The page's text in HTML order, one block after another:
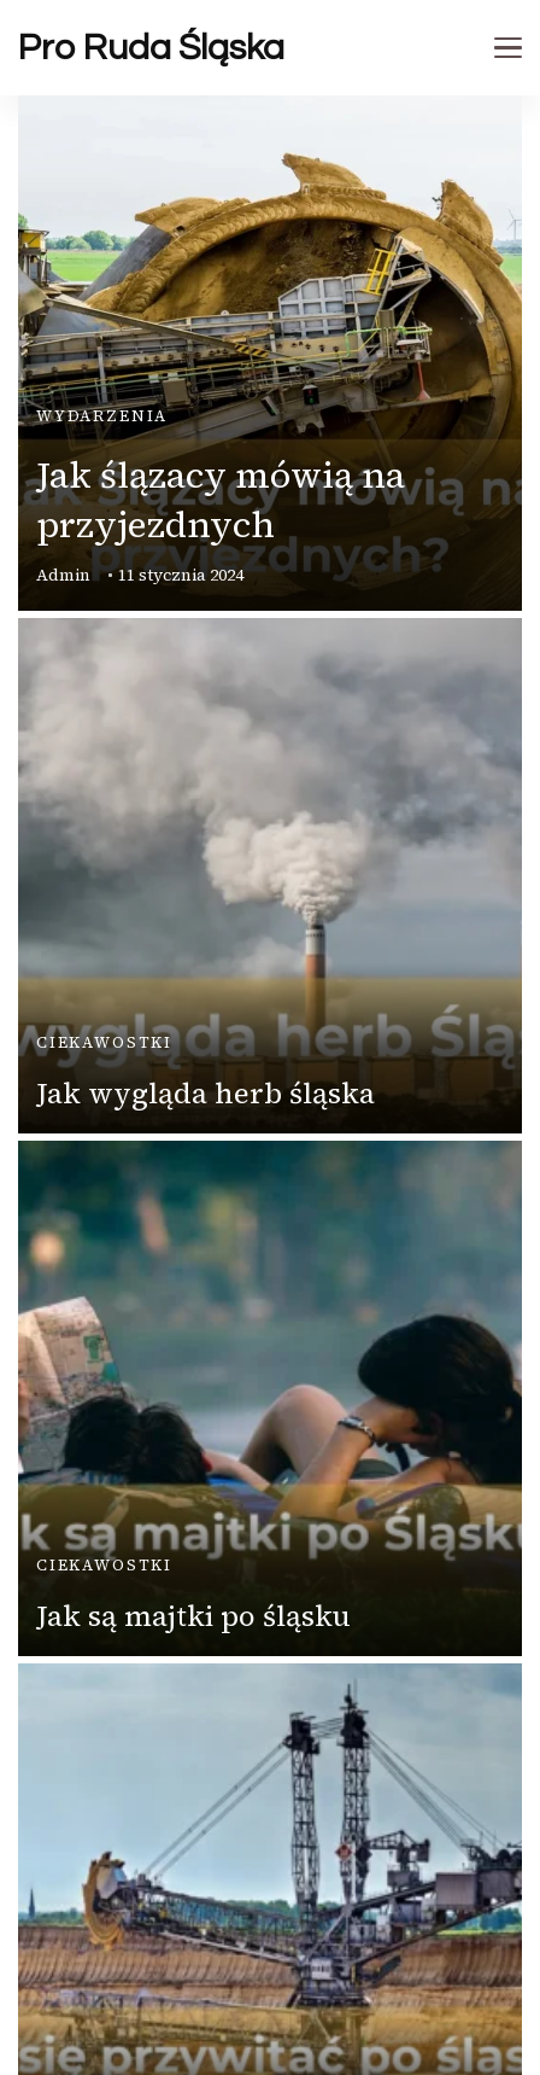
Pro Ruda Śląska
WYDARZENIA
Jak ślązacy mówią na
przyjezdnych
Admin 11 stycznia 2024
CIEKAWOSTKI
Jak wygląda herb śląska
CIEKAWOSTKI
Jak są majtki po śląsku